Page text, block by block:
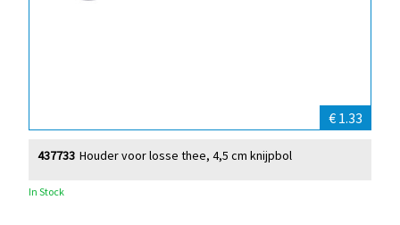
€ 1.33
Houder voor losse thee, 4,5 cm knijpbol
437733
In Stock